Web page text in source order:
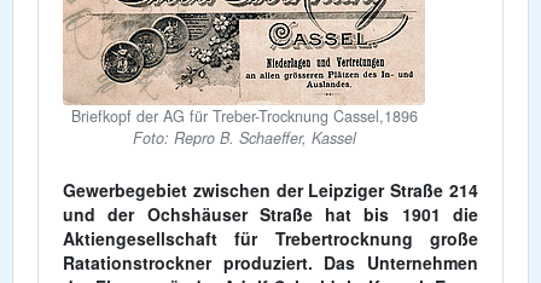
Briefkopf der AG für Treber-Trocknung Cassel,1896
Foto: Repro B. Schaeffer, Kassel
Gewerbegebiet zwischen der Leipziger Straße 214
und der Ochshäuser Straße hat bis 1901 die
Aktiengesellschaft für Trebertrocknung große
Ratationstrockner produziert. Das Unternehmen